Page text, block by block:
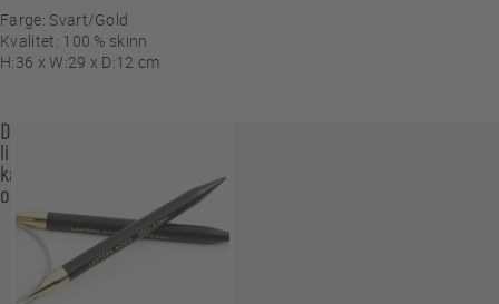
Farge: Svart/Gold
Kvalitet: 100 % skinn
H:36 x W:29 x D:12 cm
Du
liker
kanskje
også…